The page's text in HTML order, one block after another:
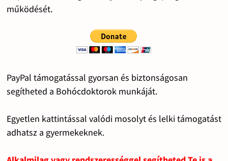
működését.
PayPal támogatással gyorsan és biztonságosan
segítheted a Bohócdoktorok munkáját.
Egyetlen kattintással valódi mosolyt és lelki támogatást
adhatsz a gyermekeknek.